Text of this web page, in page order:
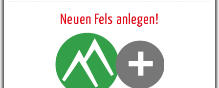
Neuen Fels anlegen!